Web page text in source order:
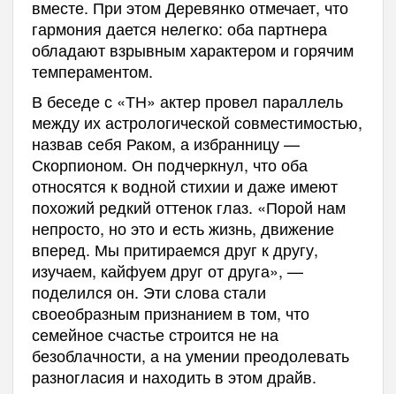
вместе. При этом Деревянко отмечает, что
гармония дается нелегко: оба партнера
обладают взрывным характером и горячим
темпераментом.
В беседе с «ТН» актер провел параллель
между их астрологической совместимостью,
назвав себя Раком, а избранницу —
Скорпионом. Он подчеркнул, что оба
относятся к водной стихии и даже имеют
похожий редкий оттенок глаз. «Порой нам
непросто, но это и есть жизнь, движение
вперед. Мы притираемся друг к другу,
изучаем, кайфуем друг от друга», —
поделился он. Эти слова стали
своеобразным признанием в том, что
семейное счастье строится не на
безоблачности, а на умении преодолевать
разногласия и находить в этом драйв.